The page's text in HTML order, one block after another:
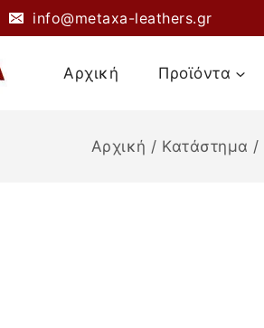
info@metaxa-leathers.gr
Αρχική Προϊόντα
Αρχική / Κατάστημα /